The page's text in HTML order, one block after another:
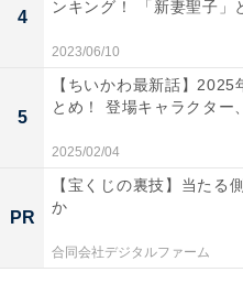
葵が逃げ込んだ男子トイ
いました。追いついた男
に助けが必要かと問うと
ずみで男を殴ってしまった
ていた楠木優香（新木優
ります。
葵は優香が長屋六本木店で
4
ンキング！ 「新妻聖子」
2023/06/10
5
【ちいかわ最新話】2025
とめ！ 登場キャラクター
2025/02/04
PR
【宝くじの裏技】当たる
か
合同会社デジタルファーム